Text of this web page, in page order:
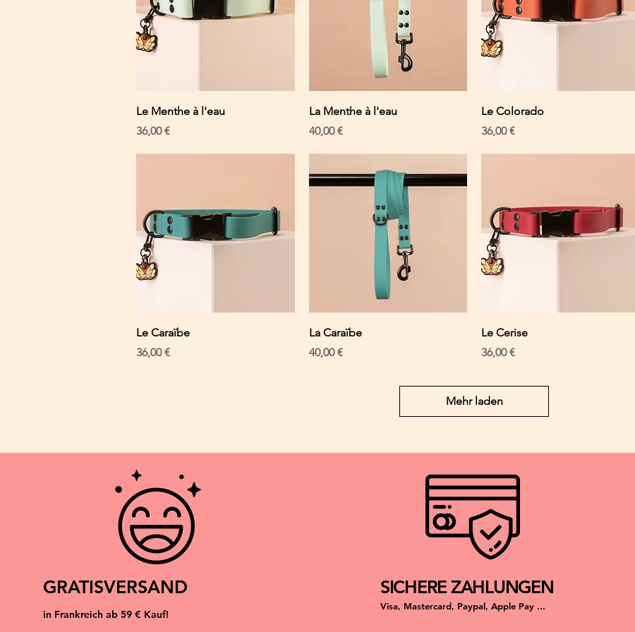
Schnellansicht
Le Menthe à l'eau
Preis
36,00 €
Schnellansicht
La Menthe à l'eau
Preis
40,00 €
Schnellansicht
Le Colorado
Preis
36,00 €
Schnellansicht
Le Caraïbe
Preis
36,00 €
Schnellansicht
La Caraïbe
Preis
40,00 €
Le Cerise
Preis
36,00 €
Mehr laden
GRATISVERSAND
in Frankreich ab 59 € Kauf!
SICHERE ZAHLUNGEN
Visa, Mastercard, Paypal, Apple Pay ...